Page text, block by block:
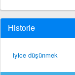
Historie
iyice düşünmek